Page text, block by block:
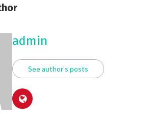
admin
See author's posts